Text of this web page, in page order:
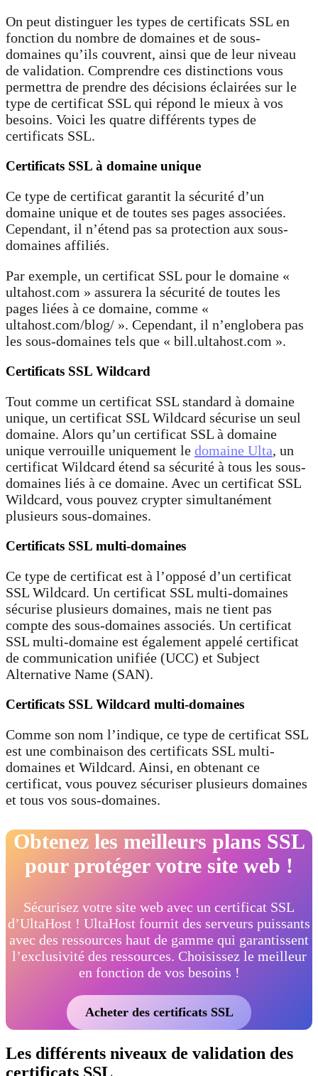
On peut distinguer les types de certificats SSL en
fonction du nombre de domaines et de sous-
domaines qu’ils couvrent, ainsi que de leur niveau
de validation. Comprendre ces distinctions vous
permettra de prendre des décisions éclairées sur le
type de certificat SSL qui répond le mieux à vos
besoins. Voici les quatre différents types de
certificats SSL.
Certificats SSL à domaine unique
Ce type de certificat garantit la sécurité d’un
domaine unique et de toutes ses pages associées.
Cependant, il n’étend pas sa protection aux sous-
domaines affiliés.
Par exemple, un certificat SSL pour le domaine «
ultahost.com » assurera la sécurité de toutes les
pages liées à ce domaine, comme «
ultahost.com/blog/ ». Cependant, il n’englobera pas
les sous-domaines tels que « bill.ultahost.com ».
Certificats SSL Wildcard
Tout comme un certificat SSL standard à domaine
unique, un certificat SSL Wildcard sécurise un seul
domaine. Alors qu’un certificat SSL à domaine
unique verrouille uniquement le domaine Ulta, un
certificat Wildcard étend sa sécurité à tous les sous-
domaines liés à ce domaine. Avec un certificat SSL
Wildcard, vous pouvez crypter simultanément
plusieurs sous-domaines.
Certificats SSL multi-domaines
Ce type de certificat est à l’opposé d’un certificat
SSL Wildcard. Un certificat SSL multi-domaines
sécurise plusieurs domaines, mais ne tient pas
compte des sous-domaines associés. Un certificat
SSL multi-domaine est également appelé certificat
de communication unifiée (UCC) et Subject
Alternative Name (SAN).
Certificats SSL Wildcard multi-domaines
Comme son nom l’indique, ce type de certificat SSL
est une combinaison des certificats SSL multi-
domaines et Wildcard. Ainsi, en obtenant ce
certificat, vous pouvez sécuriser plusieurs domaines
et tous vos sous-domaines.
Obtenez les meilleurs plans SSL
pour protéger votre site web !
Sécurisez votre site web avec un certificat SSL
d’UltaHost ! UltaHost fournit des serveurs puissants
avec des ressources haut de gamme qui garantissent
l’exclusivité des ressources. Choisissez le meilleur
en fonction de vos besoins !
Acheter des certificats SSL
Les différents niveaux de validation des